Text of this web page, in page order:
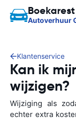
Boekarest
Autoverhuur
Klantenservice
Kan ik
wijzigen?
Wijziging als
echter extra